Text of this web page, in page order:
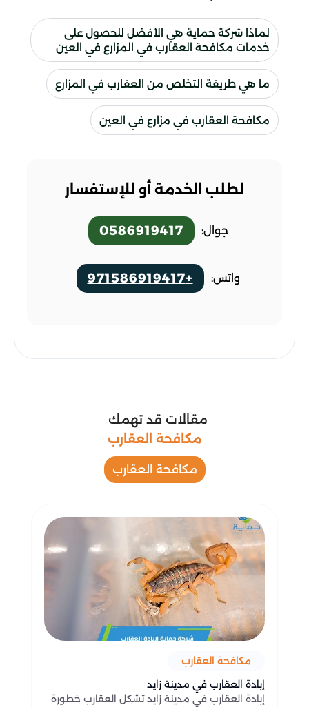
لماذا شركة حماية هي الأفضل للحصول على
خدمات مكافحة العقارب في المزارع في العين
ما هي طريقة التخلص من العقارب في المزارع
مكافحة العقارب في مزارع في العين
لطلب الخدمة أو للإستفسار
جوال: 0586919417
واتس: +971586919417
مقالات قد تهمك
مكافحة العقارب
مكافحة العقارب
مكافحة العقارب
إبادة العقارب في مدينة زايد
إبادة العقارب في مدينة زايد تشكل العقارب خطورة